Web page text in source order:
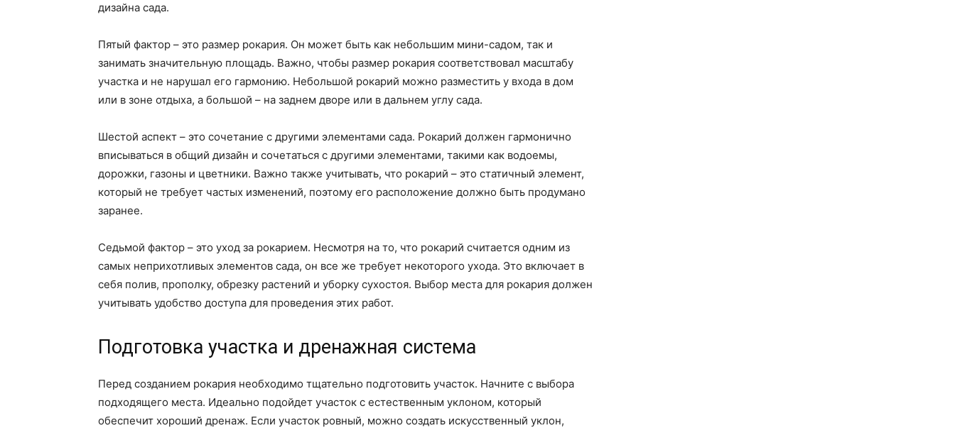
дизайна сада.
Пятый фактор – это размер рокария. Он может быть как небольшим мини-садом, так и
занимать значительную площадь. Важно, чтобы размер рокария соответствовал масштабу
участка и не нарушал его гармонию. Небольшой рокарий можно разместить у входа в дом
или в зоне отдыха, а большой – на заднем дворе или в дальнем углу сада.
Шестой аспект – это сочетание с другими элементами сада. Рокарий должен гармонично
вписываться в общий дизайн и сочетаться с другими элементами, такими как водоемы,
дорожки, газоны и цветники. Важно также учитывать, что рокарий – это статичный элемент,
который не требует частых изменений, поэтому его расположение должно быть продумано
заранее.
Седьмой фактор – это уход за рокарием. Несмотря на то, что рокарий считается одним из
самых неприхотливых элементов сада, он все же требует некоторого ухода. Это включает в
себя полив, прополку, обрезку растений и уборку сухостоя. Выбор места для рокария должен
учитывать удобство доступа для проведения этих работ.
Подготовка участка и дренажная система
Перед созданием рокария необходимо тщательно подготовить участок. Начните с выбора
подходящего места. Идеально подойдет участок с естественным уклоном, который
обеспечит хороший дренаж. Если участок ровный, можно создать искусственный уклон,